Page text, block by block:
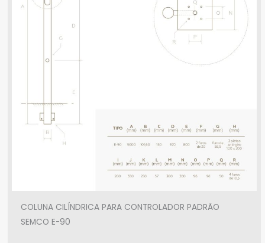
COLUNA CILÍNDRICA PARA CONTROLADOR PADRÃO
SEMCO E-90